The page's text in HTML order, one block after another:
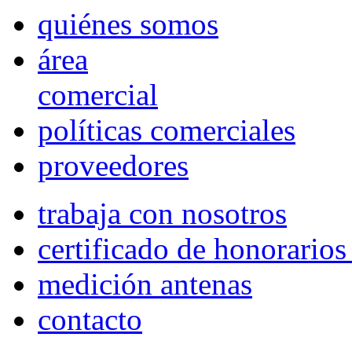
quiénes somos
área
comercial
políticas comerciales
proveedores
trabaja con nosotros
certificado de
medición antenas
contacto